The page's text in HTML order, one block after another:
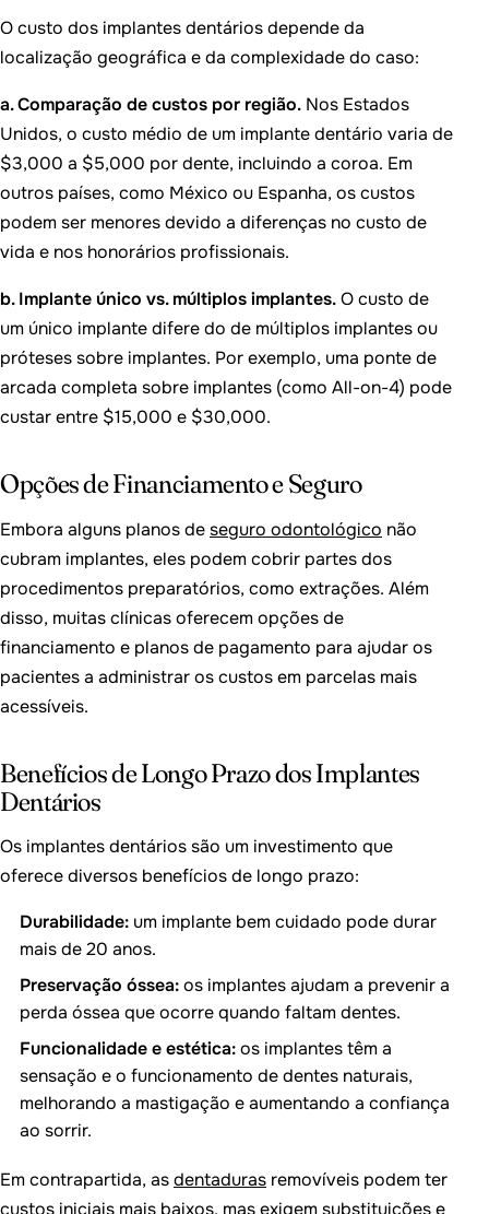
O custo dos implantes dentários depende da
localização geográfica e da complexidade do caso:
a. Comparação de custos por região. Nos Estados
Unidos, o custo médio de um implante dentário varia de
$3,000 a $5,000 por dente, incluindo a coroa. Em
outros países, como México ou Espanha, os custos
podem ser menores devido a diferenças no custo de
vida e nos honorários profissionais.
b. Implante único vs. múltiplos implantes.O custo de
um único implante difere do de múltiplos implantes ou
próteses sobre implantes. Por exemplo, uma ponte de
arcada completa sobre implantes (como All-on-4) pode
custar entre $15,000 e $30,000.
Opções de Financiamento e Seguro
Embora alguns planos deseguro odontológico não
cubram implantes, eles podem cobrir partes dos
procedimentos preparatórios, como extrações. Além
disso, muitas clínicas oferecem opções de
financiamento e planos de pagamento para ajudar os
pacientes a administrar os custos em parcelas mais
acessíveis.
Benefícios de Longo Prazo dos Implantes
Dentários
Os implantes dentários são um investimento que
oferece diversos benefícios de longo prazo:
Durabilidade: um implante bem cuidado pode durar
mais de 20 anos.
Preservação óssea:os implantes ajudam a prevenir a
perda óssea que ocorre quando faltam dentes.
Funcionalidade e estética:os implantes têm a
sensação e o funcionamento de dentes naturais,
melhorando a mastigação e aumentando a confiança
ao sorrir.
Em contrapartida, asdentaduras removíveis podem ter